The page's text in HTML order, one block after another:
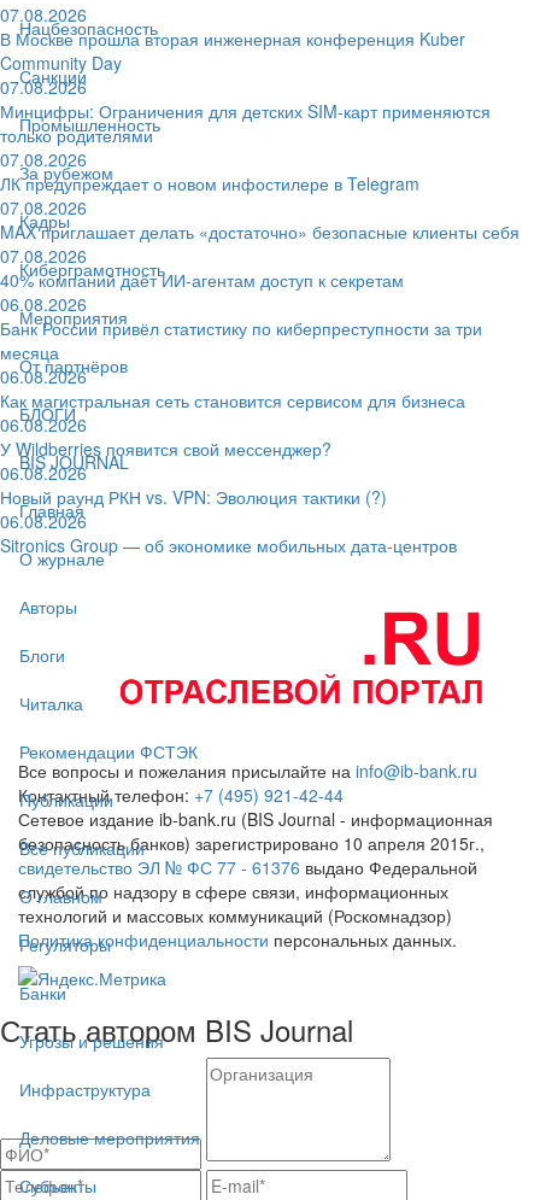
Нацбезопасность
Санкции
Промышленность
За рубежом
Кадры
Киберграмотность
Мероприятия
От партнёров
БЛОГИ
BIS JOURNAL
Главная
О журнале
Авторы
Блоги
Читалка
Рекомендации ФСТЭК
Публикации
Все публикации
О главном
Регуляторы
Банки
Угрозы и решения
Инфраструктура
Деловые мероприятия
Субъекты
07.08.2026
В Москве прошла вторая инженерная конференция Kuber
Community Day
07.08.2026
Минцифры: Ограничения для детских SIM-карт применяются
только родителями
07.08.2026
ЛК предупреждает о новом инфостилере в Telegram
07.08.2026
MAX приглашает делать «достаточно» безопасные клиенты себя
07.08.2026
40% компаний даёт ИИ‑агентам доступ к секретам
06.08.2026
Банк России привёл статистику по киберпреступности за три
месяца
06.08.2026
Как магистральная сеть становится сервисом для бизнеса
06.08.2026
У Wildberries появится свой мессенджер?
06.08.2026
Новый раунд РКН vs. VPN: Эволюция тактики (?)
06.08.2026
Sitronics Group — об экономике мобильных дата-центров
Все вопросы и пожелания присылайте на info@ib-bank.ru
Контактный телефон: +7 (495) 921-42-44
Сетевое издание ib-bank.ru (BIS Journal - информационная
безопасность банков) зарегистрировано 10 апреля 2015г.,
свидетельство ЭЛ № ФС 77 - 61376 выдано Федеральной
службой по надзору в сфере связи, информационных
технологий и массовых коммуникаций (Роскомнадзор)
Политика конфиденциальности персональных данных.
Стать автором BIS Journal